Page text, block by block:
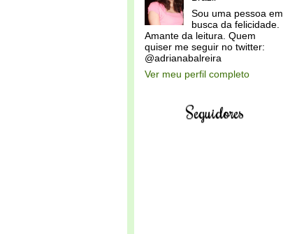
Sou uma pessoa em
busca da felicidade.
Amante da leitura. Quem
quiser me seguir no twitter:
@adrianabalreira
Ver meu perfil completo
Seguidores